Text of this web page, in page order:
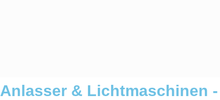
Anlasser & Lichtmaschinen -